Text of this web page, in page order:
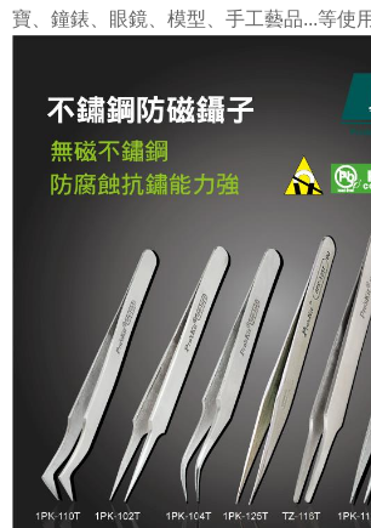
寶、鐘錶、眼鏡、模型、手工藝品...等使用